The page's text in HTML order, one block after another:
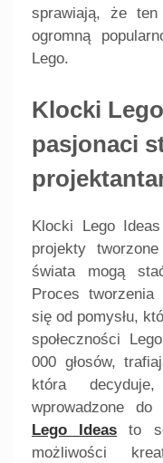
sprawiają, że
ogromną
Lego.
Klocki
pasjonaci
Klocki Lego
projekty
świata mogą
Proces
się od pomysłu,
społeczności
000 głosów,
która
wprowadzone
Lego Ideas
to
możliwości